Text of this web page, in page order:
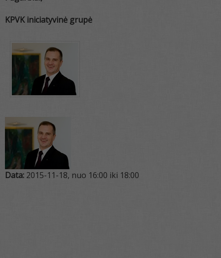
KPVK iniciatyvinė grupė
Data: 2015-11-18, nuo 16:00 iki 18:00